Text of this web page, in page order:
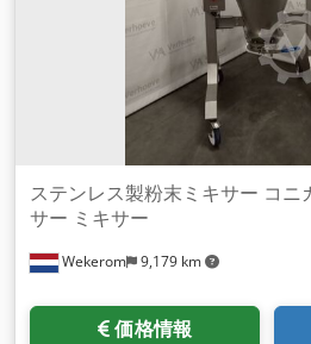
Wekerom 9,179 km
ステンレス製粉末ミキサー コニ
サー ミキサー
価格情報